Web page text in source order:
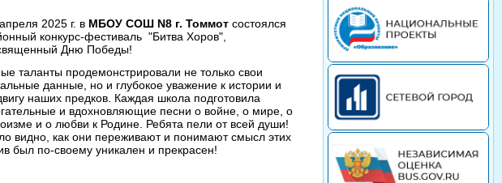
2025 г. в МБОУ СОШ N8 г. Томмот состоялся
конкурс-фестиваль "Битва Хоров",
Дню Победы!
таланты продемонстрировали не только свои
данные, но и глубокое уважение к истории и
наших предков. Каждая школа подготовила
и вдохновляющие песни о войне, о мире, о
и о любви к Родине. Ребята пели от всей души!
видно, как они переживают и понимают смысл этих
был по-своему уникален и прекрасен!